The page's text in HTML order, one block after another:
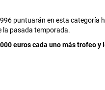
puntuarán en esta categoría
la pasada temporada.
euros cada uno más trofeo y